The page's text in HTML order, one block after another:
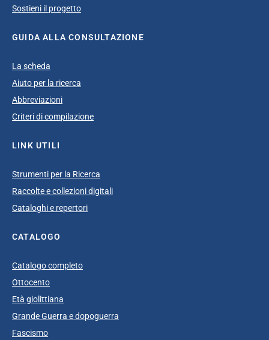
Sostieni il progetto
GUIDA ALLA CONSULTAZIONE
La scheda
Aiuto per la ricerca
Abbreviazioni
Criteri di compilazione
LINK UTILI
Strumenti per la Ricerca
Raccolte e collezioni digitali
Cataloghi e repertori
CATALOGO
Catalogo completo
Ottocento
Età giolittiana
Grande Guerra e dopoguerra
Fascismo